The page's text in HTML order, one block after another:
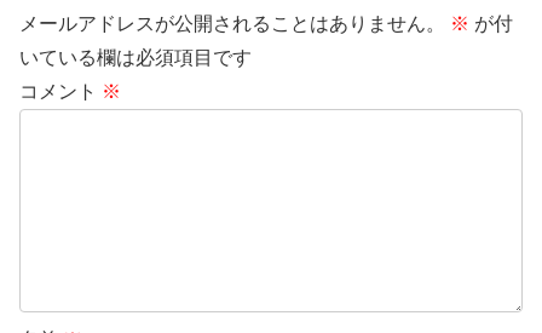
メールアドレスが公開されることはありません。 ※ が付
いている欄は必須項目です
コメント ※